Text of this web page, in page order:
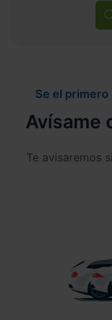
Se el
Avísame
Te avisaremos